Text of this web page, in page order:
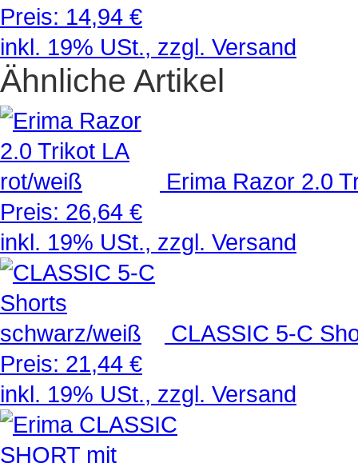
Preis: 14,94 €
inkl. 19% USt., zzgl. Versand
Ähnliche Artikel
Erima Razor 2.0
Preis: 26,64 €
inkl. 19% USt., zzgl. Versand
CLASSIC 5-C
Preis: 21,44 €
inkl. 19% USt., zzgl. Versand